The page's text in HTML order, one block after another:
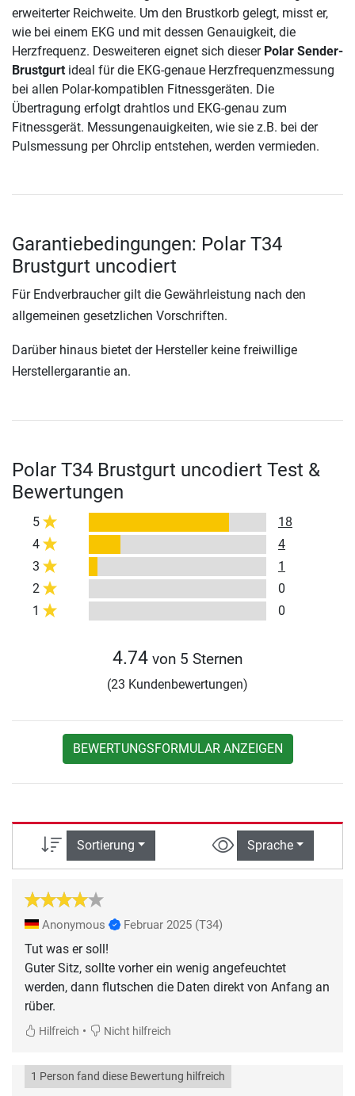
erweiterter Reichweite. Um den Brustkorb gelegt, misst er,
wie bei einem EKG und mit dessen Genauigkeit, die
Herzfrequenz. Desweiteren eignet sich dieser Polar Sender-
Brustgurt ideal für die EKG-genaue Herzfrequenzmessung
bei allen Polar-kompatiblen Fitnessgeräten. Die
Übertragung erfolgt drahtlos und EKG-genau zum
Fitnessgerät. Messungenauigkeiten, wie sie z.B. bei der
Pulsmessung per Ohrclip entstehen, werden vermieden.
Garantiebedingungen: Polar T34
Brustgurt uncodiert
Für Endverbraucher gilt die Gewährleistung nach den
allgemeinen gesetzlichen Vorschriften.
Darüber hinaus bietet der Hersteller keine freiwillige
Herstellergarantie an.
Polar T34 Brustgurt uncodiert Test &
Bewertungen
5
18
4
4
3
1
2
0
1
0
4.74 von 5 Sternen
(23 Kundenbewertungen)
BEWERTUNGSFORMULAR ANZEIGEN
Sortierung Sprache
Anonymous Februar 2025 (T34)
Tut was er soll!
Guter Sitz, sollte vorher ein wenig angefeuchtet
werden, dann flutschen die Daten direkt von Anfang an
rüber.
Hilfreich • Nicht hilfreich
1 Person fand diese Bewertung hilfreich